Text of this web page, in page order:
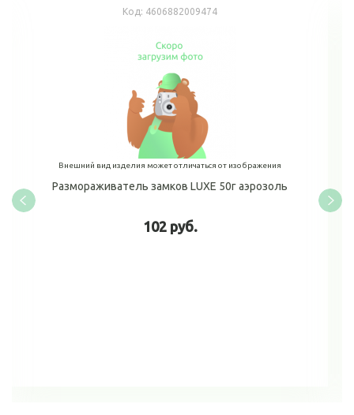
Код: 4606882009474
Внешний вид изделия может отличаться от изображения
Размораживатель замков LUXE 50г аэрозоль
102 руб.